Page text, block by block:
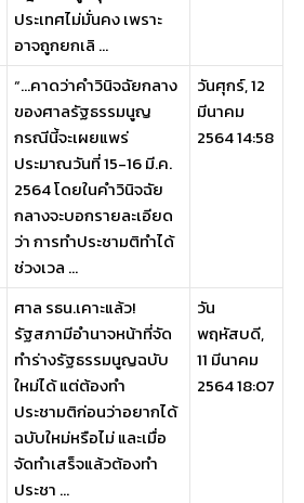
ประเทศไม่มั่นคง เพราะ
อาจถูกยกเลิ ...
“...คาดว่าคำวินิจฉัยกลาง
ของศาลรัฐธรรมนูญ
กรณีนี้จะเผยแพร่
ประมาณวันที่ 15-16 มี.ค.
2564 โดยในคำวินิจฉัย
กลางจะบอกรายละเอียด
ว่า การทำประชามติทำได้
ช่วงเวล ...
วันศุกร์, 12
มีนาคม
2564 14:58
ศาล รธน.เคาะแล้ว!
รัฐสภามีอำนาจหน้าที่จัด
ทำร่างรัฐธรรมนูญฉบับ
ใหม่ได้ แต่ต้องทำ
ประชามติก่อนว่าอยากได้
ฉบับใหม่หรือไม่ และเมื่อ
จัดทำเสร็จแล้วต้องทำ
ประชา ...
วัน
พฤหัสบดี,
11 มีนาคม
2564 18:07